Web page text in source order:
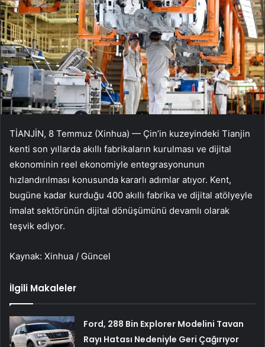
TİANJİN, 8 Temmuz (Xinhua) — Çin’in kuzeyindeki Tianjin
kenti son yıllarda akıllı fabrikaların kurulması ve dijital
ekonominin reel ekonomiyle entegrasyonunun
hızlandırılması konusunda kararlı adımlar atıyor. Kent,
bugüne kadar kurduğu 400 akıllı fabrika ve dijital atölyeyle
imalat sektörünün dijital dönüşümünü devamlı olarak
teşvik ediyor.
Kaynak: Xinhua / Güncel
İlgili Makaleler
Ford, 288 Bin Explorer Modelini Tavan
Rayı Hatası Nedeniyle Geri Çağırıyor